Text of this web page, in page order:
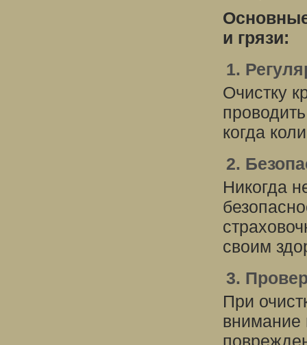
и грязи:
1.
Очистку
когда
2.
Никогда
своим
3.
При
внимание